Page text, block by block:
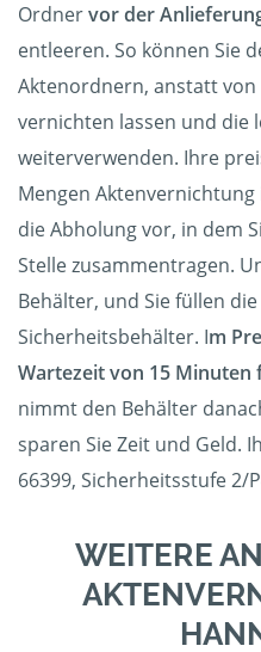
Ordnervor der
entleeren. So können Sie
Aktenordnern, anstatt
vernichten lassen und die
weiterverwenden. Ihre
Mengen
die Abholung vor, in dem
Stelle zusammentragen.
Behälter, und Sie füllen
Sicherheitsbehälter. Im
Wartezeit von 15 Minuten
nimmt den Behälter
sparen Sie Zeit und Geld.
66399, Sicherheitsstufe 2/
WEITERE